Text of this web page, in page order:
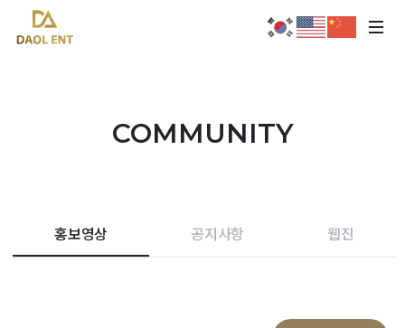
COMMUNITY
홍보영상 공지사항 웹진